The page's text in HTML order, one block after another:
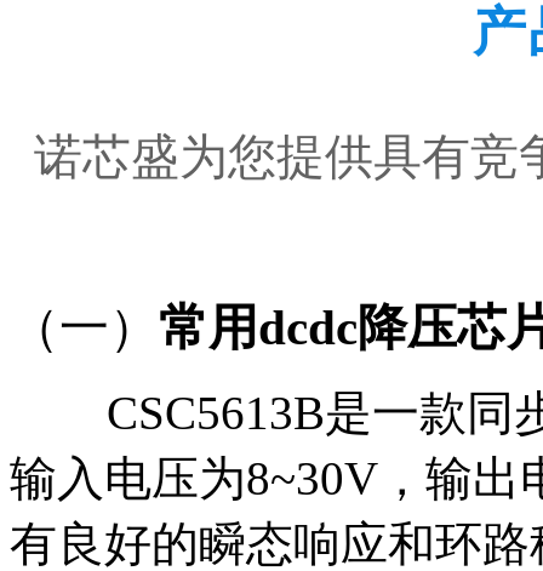
产
诺芯盛为您提供具有竞
（一） 常用dcdc降压芯
CSC5613B是一款同
输入电压为8~30V，输
有良好的瞬态响应和环